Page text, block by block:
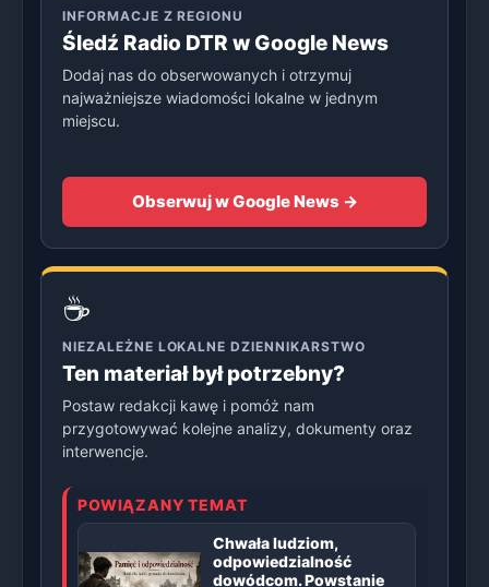
INFORMACJE Z REGIONU
Śledź Radio DTR w Google News
Dodaj nas do obserwowanych i otrzymuj
najważniejsze wiadomości lokalne w jednym
miejscu.
Obserwuj w Google News →
☕
NIEZALEŻNE LOKALNE DZIENNIKARSTWO
Ten materiał był potrzebny?
Postaw redakcji kawę i pomóż nam
przygotowywać kolejne analizy, dokumenty oraz
interwencje.
POWIĄZANY TEMAT
Chwała ludziom,
odpowiedzialność
dowódcom. Powstanie